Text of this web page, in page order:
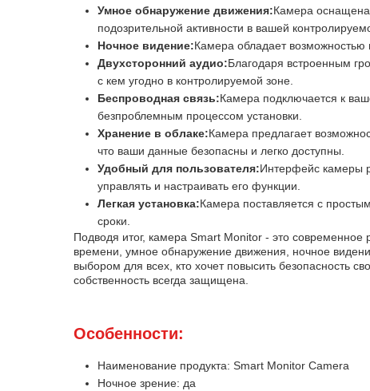
Умное обнаружение движения:Камера оснащена
подозрительной активности в вашей
Ночное видение:Камера обладает возможностью
Двухсторонний аудио:Благодаря встроенным
с кем угодно в контролируемой зоне.
Беспроводная связь:Камера подключается к
безпроблемным процессом установки.
Хранение в облаке:Камера предлагает
что ваши данные безопасны и легко доступны.
Удобный для пользователя:Интерфейс камеры
управлять и настраивать его функции.
Легкая установка:Камера поставляется с
сроки.
Подводя итог, камера Smart Monitor - это
времени, умное обнаружение движения, ночное
выбором для всех, кто хочет повысить безопасность
собственность всегда защищена.
Особенности:
Наименование продукта: Smart Monitor Camera
Ночное зрение: да